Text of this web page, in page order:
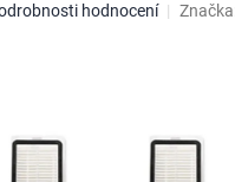
hodnocení